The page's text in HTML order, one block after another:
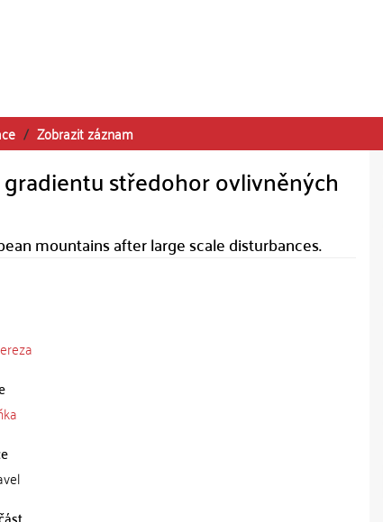
Zobrazit záznam
středohor ovlivněných
mountains after large scale disturbances.